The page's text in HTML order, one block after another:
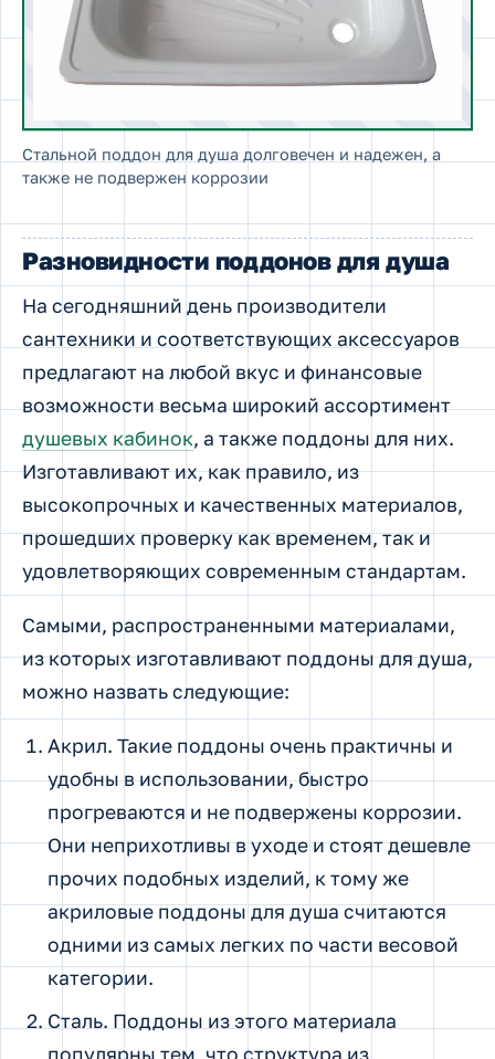
Стальной поддон для душа долговечен и надежен, а
также не подвержен коррозии
Разновидности поддонов для душа
На сегодняшний день производители
сантехники и соответствующих аксессуаров
предлагают на любой вкус и финансовые
возможности весьма широкий ассортимент
душевых кабинок, а также поддоны для них.
Изготавливают их, как правило, из
высокопрочных и качественных материалов,
прошедших проверку как временем, так и
удовлетворяющих современным стандартам.
Самыми, распространенными материалами,
из которых изготавливают поддоны для душа,
можно назвать следующие:
Акрил. Такие поддоны очень практичны и
удобны в использовании, быстро
прогреваются и не подвержены коррозии.
Они неприхотливы в уходе и стоят дешевле
прочих подобных изделий, к тому же
акриловые поддоны для душа считаются
одними из самых легких по части весовой
категории.
Сталь. Поддоны из этого материала
популярны тем, что структура из